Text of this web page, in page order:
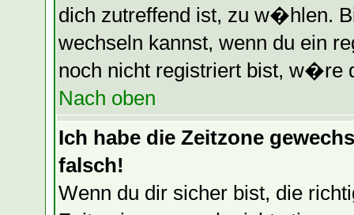
dich zutreffend ist, zu w�hlen.
wechseln kannst, wenn du ein
noch nicht registriert bist, w�re
Nach oben
Ich habe die Zeitzone
falsch!
Wenn du dir sicher bist, die